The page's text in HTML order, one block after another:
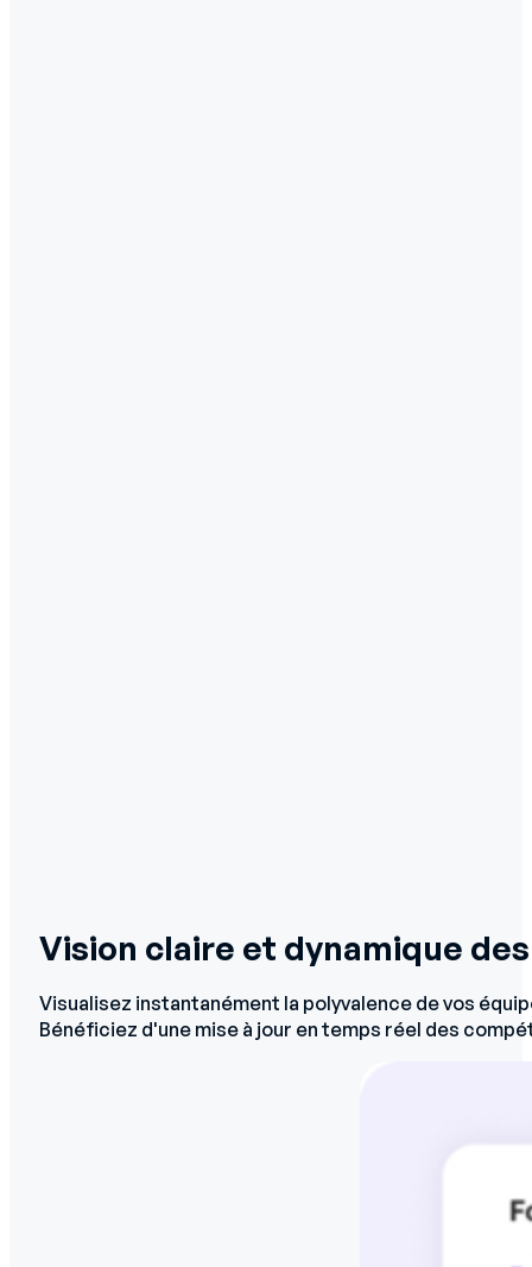
Vision claire et dynamique
Visualisez instantanément la polyvalence de vos
Bénéficiez d'une mise à jour en temps réel des